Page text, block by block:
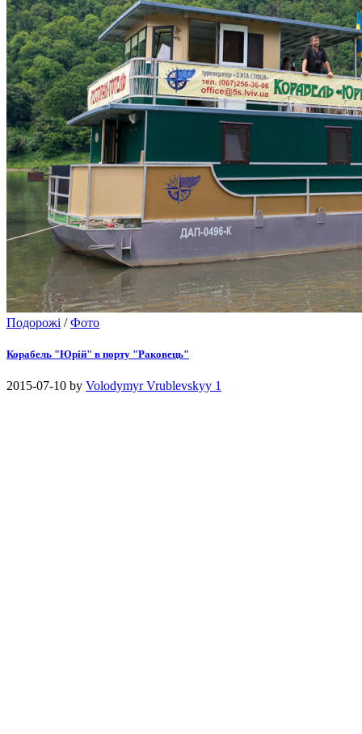
Подорожі /Фото
Корабель "Юрій" в порту "Раковець"
2015-07-10 by Volodymyr Vrublevskyy 1